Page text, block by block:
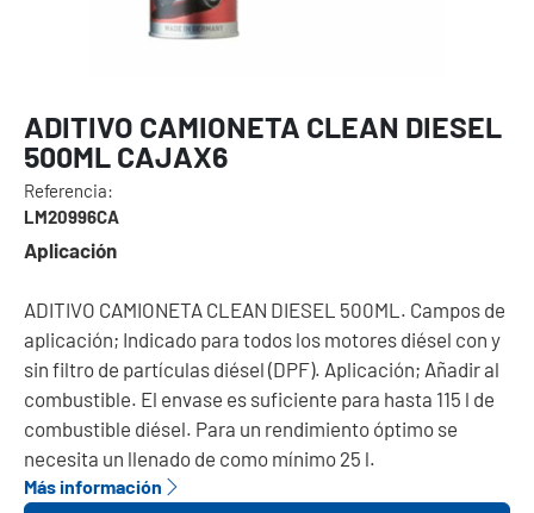
ADITIVO CAMIONETA CLEAN DIESEL
500ML CAJAX6
Referencia:
LM20996CA
Aplicación
ADITIVO CAMIONETA CLEAN DIESEL 500ML. Campos de
aplicación; Indicado para todos los motores diésel con y
sin filtro de partículas diésel (DPF). Aplicación; Añadir al
combustible. El envase es suficiente para hasta 115 l de
combustible diésel. Para un rendimiento óptimo se
necesita un llenado de como mínimo 25 l.
Más información